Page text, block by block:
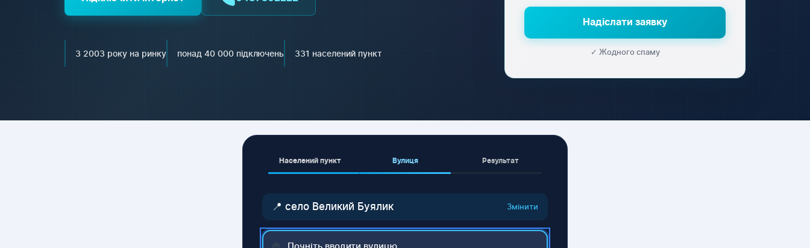
З 2003 року на ринку понад 40 000 підключень 331 населений пункт
Надіслати заявку
✓ Жодного спаму
Населений пункт Вулиця Результат
📍 село Великий Буялик Змінити